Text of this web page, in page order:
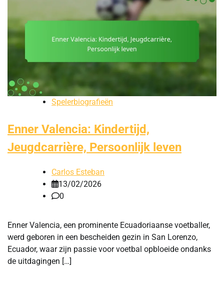
Spelerbiografieën
Enner Valencia: Kindertijd,
Jeugdcarrière, Persoonlijk leven
Carlos Esteban
13/02/2026
0
Enner Valencia, een prominente Ecuadoriaanse voetballer,
werd geboren in een bescheiden gezin in San Lorenzo,
Ecuador, waar zijn passie voor voetbal opbloeide ondanks
de uitdagingen […]